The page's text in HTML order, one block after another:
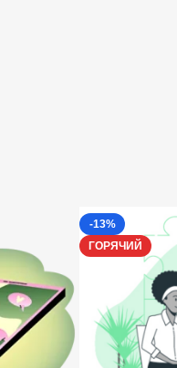
-13%
ГОРЯЧИЙ